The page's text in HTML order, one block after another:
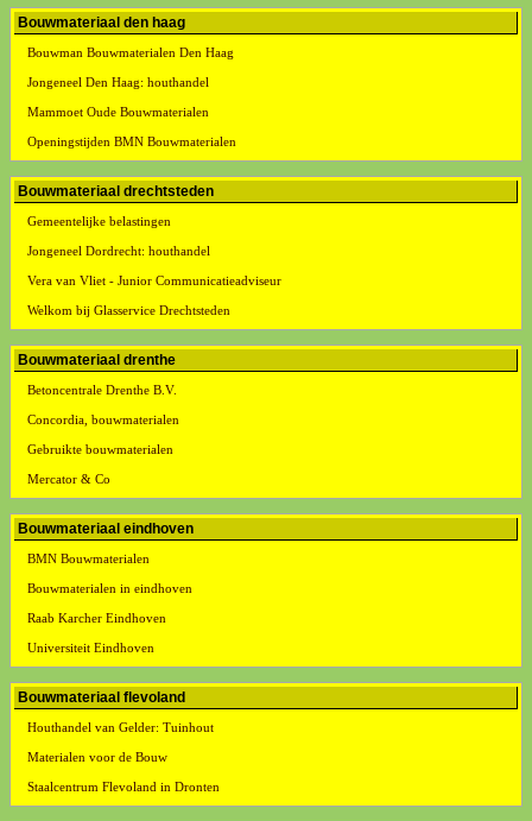
Bouwmateriaal den haag
Bouwman Bouwmaterialen Den Haag
Jongeneel Den Haag: houthandel
Mammoet Oude Bouwmaterialen
Openingstijden BMN Bouwmaterialen
Bouwmateriaal drechtsteden
Gemeentelijke belastingen
Jongeneel Dordrecht: houthandel
Vera van Vliet - Junior Communicatieadviseur
Welkom bij Glasservice Drechtsteden
Bouwmateriaal drenthe
Betoncentrale Drenthe B.V.
Concordia, bouwmaterialen
Gebruikte bouwmaterialen
Mercator & Co
Bouwmateriaal eindhoven
BMN Bouwmaterialen
Bouwmaterialen in eindhoven
Raab Karcher Eindhoven
Universiteit Eindhoven
Bouwmateriaal flevoland
Houthandel van Gelder: Tuinhout
Materialen voor de Bouw
Staalcentrum Flevoland in Dronten